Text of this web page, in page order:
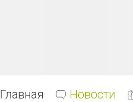
Главная Новости